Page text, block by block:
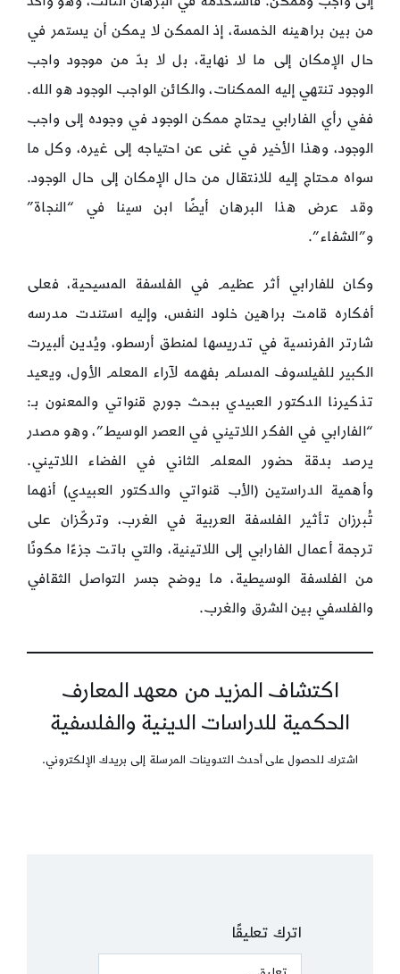
من بين براهينه الخمسة، إذ الممكن لا يمكن أن يستمر في
حال الإمكان إلى ما لا نهاية، بل لا بدّ من موجود واجب
الوجود تنتهي إليه الممكنات، والكائن الواجب الوجود هو الله.
ففي رأي الفارابي يحتاج ممكن الوجود في وجوده إلى واجب
الوجود، وهذا الأخير في غنى عن احتياجه إلى غيره، وكل ما
سواه محتاج إليه للانتقال من حال الإمكان إلى حال الوجود.
وقد عرض هذا البرهان أيضًا ابن سينا في “النجاة”
و”الشفاء”.
وكان للفارابي أثر عظيم في الفلسفة المسيحية، فعلى
أفكاره قامت براهين خلود النفس، وإليه استندت مدرسه
شارتر الفرنسية في تدريسها لمنطق أرسطو، ويُدين ألبيرت
الكبير للفيلسوف المسلم بفهمه لآراء المعلم الأول، ويعيد
تذكيرنا الدكتور العبيدي ببحث جورج قنواتي والمعنون بـ:
“الفارابي في الفكر اللاتيني في العصر الوسيط”، وهو مصدر
يرصد بدقة حضور المعلم الثاني في الفضاء اللاتيني.
وأهمية الدراستين (الأب قنواتي والدكتور العبيدي) أنهما
تُبرزان تأثير الفلسفة العربية في الغرب، وتركّزان على
ترجمة أعمال الفارابي إلى اللاتينية، والتي باتت جزءًا مكونًا
من الفلسفة الوسيطية، ما يوضح جسر التواصل الثقافي
والفلسفي بين الشرق والغرب.
اكتشاف المزيد من معهد المعارف
الحكمية للدراسات الدينية والفلسفية
اشترك للحصول على أحدث التدوينات المرسلة إلى بريدك الإلكتروني.
اترك تعليقًا
Comment